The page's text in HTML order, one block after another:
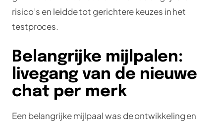
risico’s en leidde tot gerichtere keuzes in het
testproces.
Belangrijke mijlpalen:
livegang van de nieuwe
chat per merk
Een belangrijke mijlpaal was de ontwikkeling en